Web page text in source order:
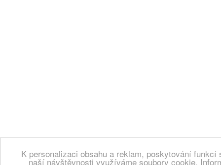
K personalizaci obsahu a reklam, poskytování
naší návštěvnosti využíváme soubory cookie.